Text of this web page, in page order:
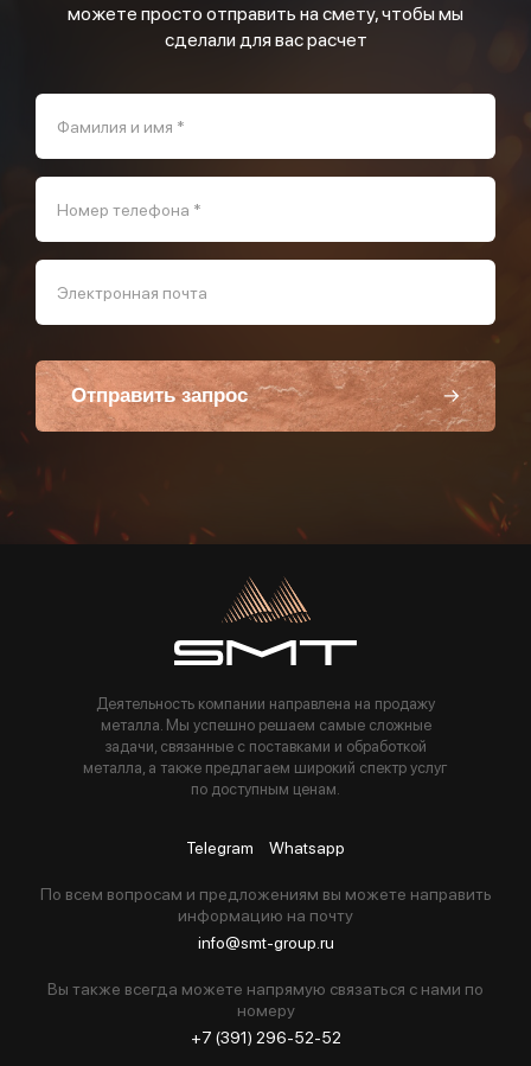
можете просто отправить на смету, чтобы мы
сделали для вас расчет
Фамилия и имя *
Номер телефона *
Электронная почта
Отправить запрос
Пользуясь данной формой вы соглашаетесь с политикой компании
Деятельность компании направлена на продажу
металла. Мы успешно решаем самые сложные
задачи, связанные с поставками и обработкой
металла, а также предлагаем широкий спектр услуг
по доступным ценам.
Telegram Whatsapp
По всем вопросам и предложениям вы можете направить
информацию на почту
info@smt-group.ru
Вы также всегда можете напрямую связаться с нами по
номеру
+7 (391) 296-52-52